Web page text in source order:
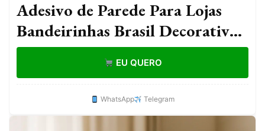
Adesivo de Parede Para Lojas
Bandeirinhas Brasil Decorativo
Copa Autocolante Para Vitrines
Bares
EU QUERO
WhatsApp Telegram